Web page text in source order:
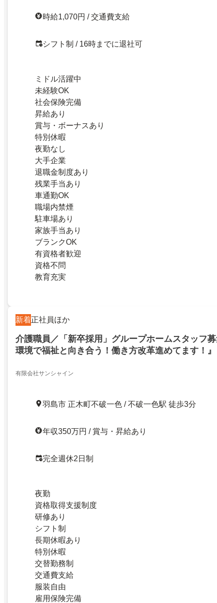
時給1,070円 / 交通費支給
シフト制 / 16時までに退社可
ミドル活躍中
未経験OK
社会保険完備
昇給あり
賞与・ボーナスあり
特別休暇
夜勤なし
大手企業
退職金制度あり
残業手当あり
車通勤OK
職場内禁煙
駐車場あり
家族手当あり
ブランクOK
有資格者歓迎
資格不問
教育充実
新着正社員ほか
介護職員／「新卒採用」グループホームスタッフ
環境で福祉と向き合う！働き方改革進めてます！』
有限会社サンシャイン
羽島市 正木町不破一色 / 不破一色駅 徒歩3分
年収350万円 / 賞与・昇給あり
完全週休2日制
夜勤
資格取得支援制度
研修あり
シフト制
長期休暇あり
特別休暇
交替勤務制
交通費支給
服装自由
雇用保険完備